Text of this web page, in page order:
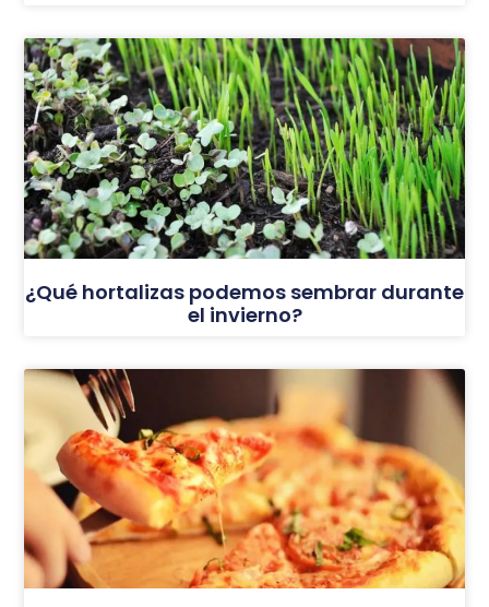
¿Qué hortalizas podemos sembrar durante
el invierno?